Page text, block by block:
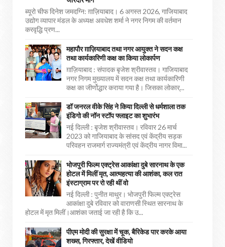
ब्यूरो चीफ दिनेश जमदग्नि: ग़ाज़ियाबाद। 6 अगस्त 2026, गाजियाबाद
उद्योग व्यापार मंडल के अध्यक्ष अवधेश शर्मा ने नगर निगम की वर्तमान
करवृद्धि प्रण...
महापौर ग़ाज़ियाबाद तथा नगर आयुक्त ने सदन कक्ष
तथा कार्यकारिणी कक्ष का किया लोकार्पण
ग़ाज़ियाबाद : संपादक बृजेश श्रीवास्तव। गाजियाबाद
नगर निगम मुख्यालय में सदन कक्ष तथा कार्यकारिणी
कक्ष का जीर्णोद्धार कराया गया है। जिसका लोकार्...
डॉ जनरल वीके सिंह ने किया दिल्ली से धर्मशाला तक
इंडिगो की नॉन स्टॉप फ्लाइट का शुभारंभ
नई दिल्ली : बृजेश श्रीवास्तव। रविवार 26 मार्च
2023 को गाजियाबाद के सांसद एवं केंद्रीय सड़क
परिवहन राजमार्ग राज्यमंत्री एवं केंद्रीय नागर विमा...
भोजपुरी फिल्म एक्ट्रेस आकांक्षा दुबे सारनाथ के एक
होटल में मिलीं मृत, आत्महत्या की आशंका, कल रात
इंस्टाग्राम पर रो रही थीं वो
नई दिल्ली : पुनीत माथुर। भोजपुरी फिल्म एक्ट्रेस
आकांक्षा दुबे रविवार को वाराणसी स्थित सारनाथ के
होटल में मृत मिलीं।आशंका जताई जा रही है कि उ...
पीएम मोदी की सुरक्षा में चूक, बैरिकेड पार करके आया
शख्स, गिरफ्तार, देखें वीडियो